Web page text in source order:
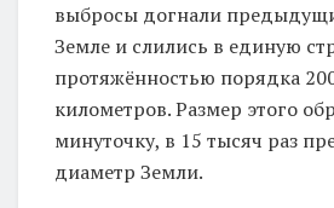
выбросы догнали
Земле и слились в единую
протяжённостью порядка
километров. Размер этого
минуточку, в 15 тысяч раз
диаметр Земли.